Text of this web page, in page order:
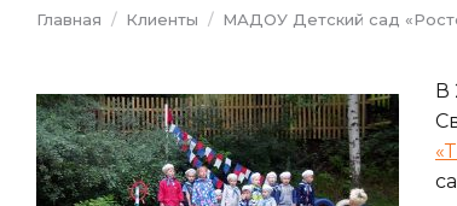
Вы здесь:
Главная Клиенты МАДОУ Детский сад
В